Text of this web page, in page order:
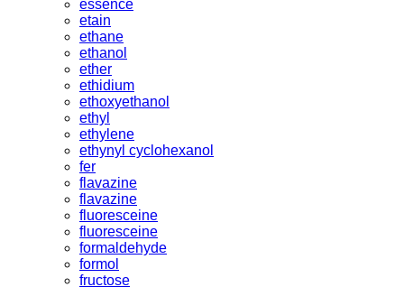
essence
etain
ethane
ethanol
ether
ethidium
ethoxyethanol
ethyl
ethylene
ethynyl cyclohexanol
fer
flavazine
flavazine
fluoresceine
fluoresceine
formaldehyde
formol
fructose